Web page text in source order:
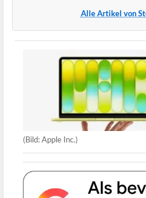
Alle Artikel von
(Bild: Apple Inc.)